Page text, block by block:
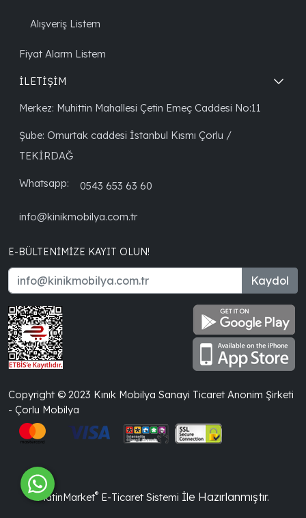
Alışveriş Listem
Fiyat Alarm Listem
İLETİŞİM
Merkez: Muhittin Mahallesi Çetin Emeç Caddesi No:11
Şube: Omurtak caddesi İstanbul Kısmı Çorlu /
TEKİRDAĞ
Whatsapp: 0543 653 63 60
info@kinikmobilya.com.tr
E-BÜLTENIMIZE KAYIT OLUN!
Kaydol
Copyright © 2023 Kınık Mobilya Sanayi Ticaret Anonim Şirketi
- Çorlu Mobilya
PlatinMarket® E-Ticaret Sistemi İle Hazırlanmıştır.